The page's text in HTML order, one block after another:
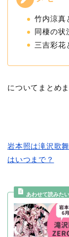
竹内涼真
同棲の状
三吉彩花
についてまとめま
岩本照は滝沢歌
はいつまで？